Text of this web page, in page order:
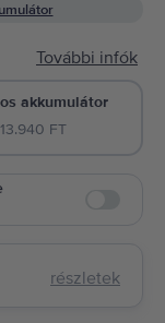
További infók
akkumulátor
13.940 FT
részletek